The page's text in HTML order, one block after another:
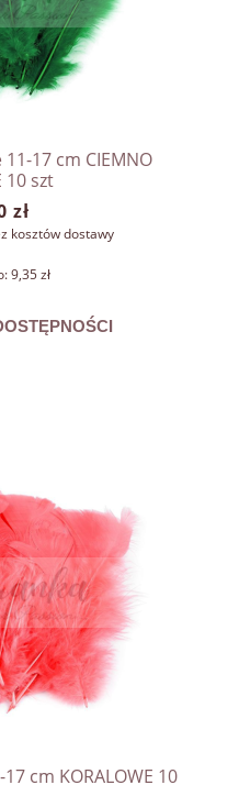
17 cm CIEMNO
10 szt
zł
kosztów dostawy
9,35 zł
cm KORALOWE 10